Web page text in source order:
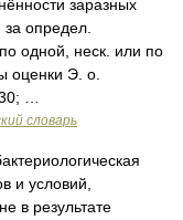
заразных
определ.
одной, неск. или по
оценки Э. о.
…
словарь
и условий,
в результате